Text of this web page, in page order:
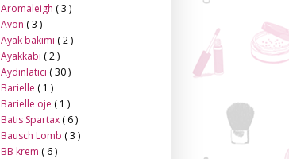
Aromaleigh ( 3 )
Avon ( 3 )
Ayak bakımı ( 2 )
Ayakkabı ( 2 )
Aydınlatıcı ( 30 )
Barielle ( 1 )
Barielle oje ( 1 )
Batis Spartax ( 6 )
Bausch Lomb ( 3 )
BB krem ( 6 )